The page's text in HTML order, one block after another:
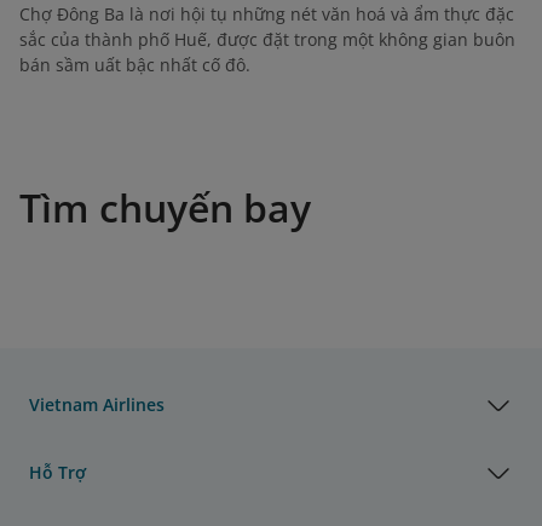
Chợ Đông Ba là nơi hội tụ những nét văn hoá và ẩm thực đặc
sắc của thành phố Huế, được đặt trong một không gian buôn
bán sầm uất bậc nhất cố đô.
Tìm chuyến bay
Vietnam Airlines
Hỗ Trợ